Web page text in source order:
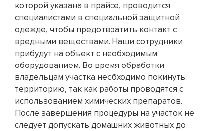
которой указана в прайсе, проводится
специалистами в специальной защитной
одежде, чтобы предотвратить контакт с
вредными веществами. Наши сотрудники
прибудут на объект с необходимым
оборудованием. Во время обработки
владельцам участка необходимо покинуть
территорию, так как работы проводятся с
использованием химических препаратов.
После завершения процедуры на участок не
следует допускать домашних животных до